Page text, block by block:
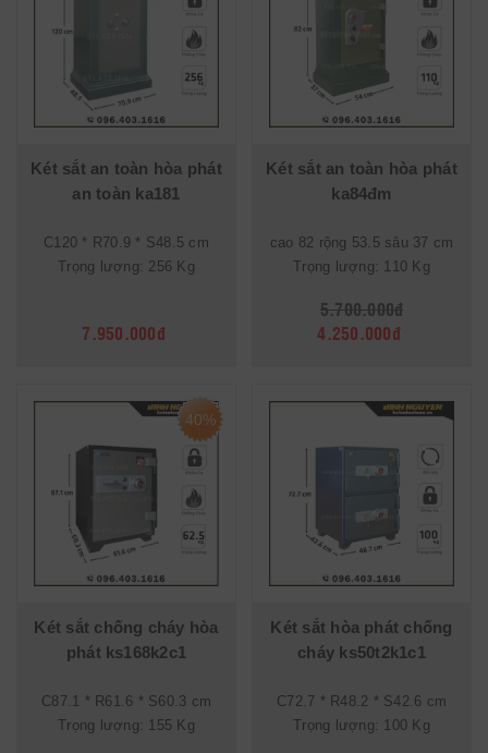
Két sắt an toàn hòa phát
an toàn ka181
C120 * R70.9 * S48.5 cm
Trọng lượng: 256 Kg
7.950.000đ
Két sắt an toàn hòa phát
ka84đm
cao 82 rộng 53.5 sâu 37 cm
Trọng lượng: 110 Kg
5.700.000đ
4.250.000đ
40%
Két sắt chống cháy hòa
phát ks168k2c1
C87.1 * R61.6 * S60.3 cm
Trọng lượng: 155 Kg
Két sắt hòa phát chống
cháy ks50t2k1c1
C72.7 * R48.2 * S42.6 cm
Trọng lượng: 100 Kg